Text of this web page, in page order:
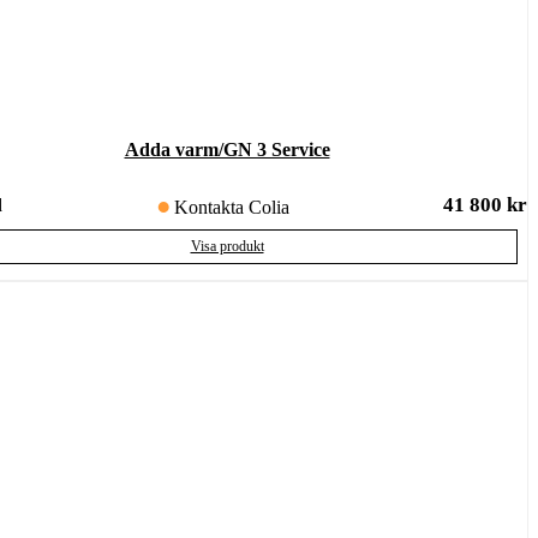
Adda varm/GN 3 Service
Kontakta Colia 41 800 kr
Visa produkt